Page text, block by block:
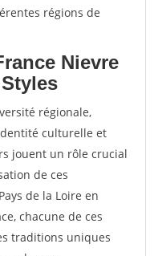
régions de
Nievre
régionale,
culturelle et
jouent un rôle crucial
de ces
de la Loire en
chacune de ces
traditions uniques